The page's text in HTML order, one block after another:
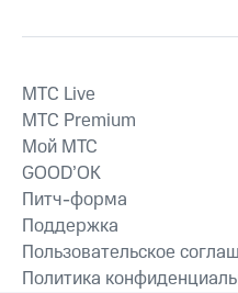
MTС Live
MTС Premium
Мой МТС
GOOD’OK
Питч-форма
Поддержка
Пользовательское
Политика